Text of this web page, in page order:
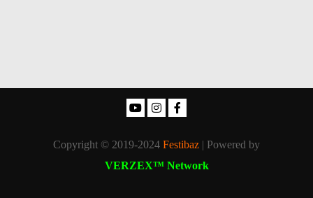
Copyright © 2019-2024Festibaz | Powered by
VERZEX™ Network